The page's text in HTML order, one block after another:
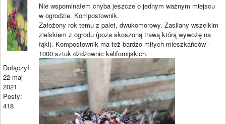
Dołączył:
22 maj
2021
Posty:
418
Nie wspominałem chyba jeszcze o jednym ważnym miejscu
w ogrodzie. Kompostownik.
Założony rok temu z palet, dwukomorowy. Zasilany wszelkim
zielskiem z ogrodu (poza skoszoną trawą którą wywożę na
łąki). Kompostownik ma też bardzo miłych mieszkańców -
1000 sztuk dżdżownic kalifornijskich.